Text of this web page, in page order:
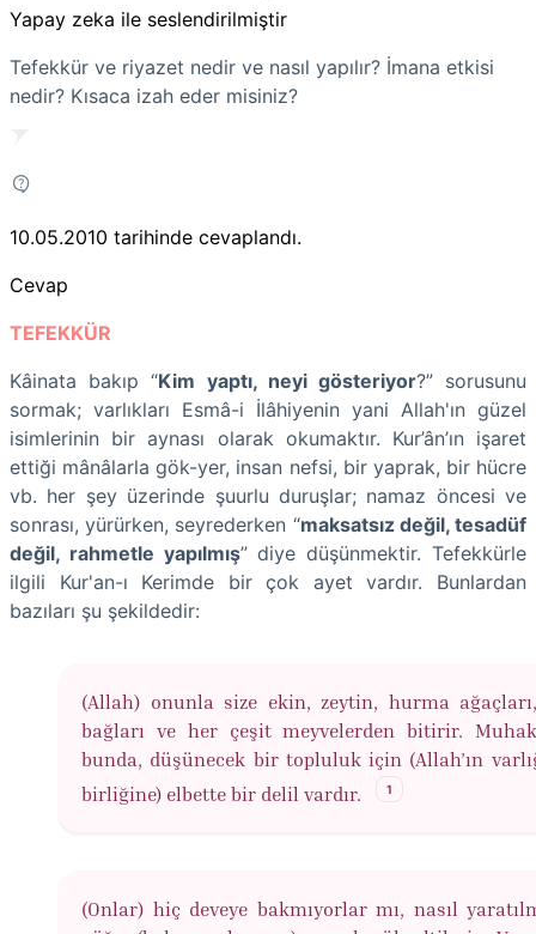
Yapay zeka ile seslendirilmiştir
Tefekkür ve riyazet nedir ve nasıl yapılır? İmana etkisi
nedir? Kısaca izah eder misiniz?
10.05.2010 tarihinde cevaplandı.
Cevap
TEFEKKÜR
Kâinata bakıp “Kim yaptı, neyi gösteriyor?” sorusunu
sormak; varlıkları Esmâ-i İlâhiyenin yani Allah'ın güzel
isimlerinin bir aynası olarak okumaktır. Kur’ân’ın işaret
ettiği mânâlarla gök-yer, insan nefsi, bir yaprak, bir hücre
vb. her şey üzerinde şuurlu duruşlar; namaz öncesi ve
sonrası, yürürken, seyrederken “maksatsız değil, tesadüf
değil, rahmetle yapılmış” diye düşünmektir. Tefekkürle
ilgili Kur'an-ı Kerimde bir çok ayet vardır. Bunlardan
bazıları şu şekildedir:
(Allah) onunla size ekin, zeytin, hurma
bağları ve her çeşit meyvelerden bitirir.
bunda, düşünecek bir topluluk için (Allah’ın
birliğine) elbette bir delil vardır.
1
(Onlar) hiç deveye bakmıyorlar mı, nasıl